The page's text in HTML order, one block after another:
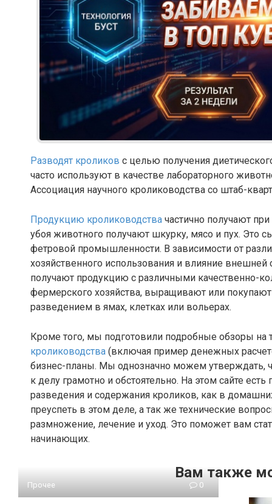
Разводят кроликов с целью получения
часто используют в качестве лабораторного
Ассоциация научного кролиководства со штаб-
Продукцию кролиководства частично получают
убоя животного получают шкурку, мясо и пух. Это
фетровой промышленности. В зависимости от
хозяйственного использования и влияние
получают продукцию с различными качественно-
фермерского хозяйства, выращивают или
разведением в ямах, клетках или вольерах.
Кроме того, мы подготовили подробные обзоры на
кролиководства (включая пример денежных
бизнес-планы. Мы однозначно можем утверждать,
к делу грамотно и обстоятельно. На этом сайте
разведения и содержания кроликов, как в
преуспеть в этом деле, а так же технические
размножение, лечение и уход. Это поможет вам
начинающих.
Вам также
Прочее 0